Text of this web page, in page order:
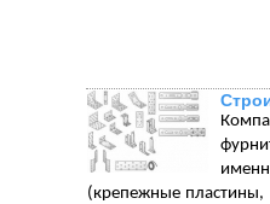
(крепежные пластины,